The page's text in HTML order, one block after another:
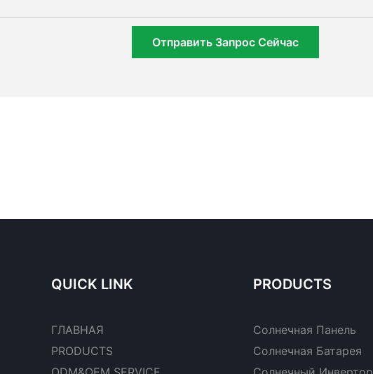
Отправить Запрос Сейчас
QUICK LINK
ГЛАВНАЯ
PRODUCTS
PRODUCTS
Солнечная Панель
Солнечная Батарея